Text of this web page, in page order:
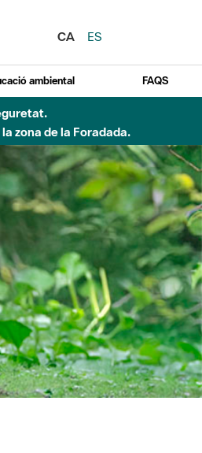
CA
ES
ambiental FAQS
zona de la Foradada.